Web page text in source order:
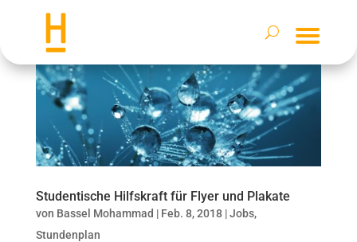
Studentische Hilfskraft für Flyer und Plakate
von Bassel Mohammad | Feb. 8, 2018|Jobs,
Stundenplan